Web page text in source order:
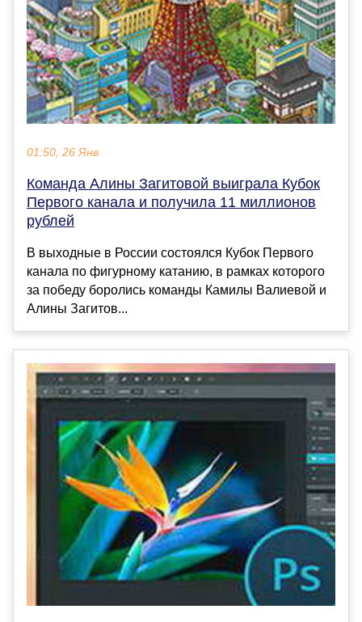
01:50, 26 Янв
Команда Алины Загитовой выиграла Кубок
Первого канала и получила 11 миллионов
рублей
В выходные в России состоялся Кубок Первого
канала по фигурному катанию, в рамках которого
за победу боролись команды Камилы Валиевой и
Алины Загитов...